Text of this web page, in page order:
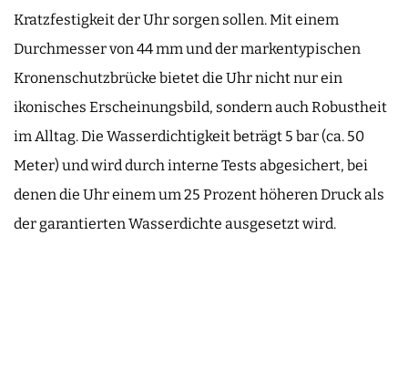
Kratzfestigkeit der Uhr sorgen sollen. Mit einem
Durchmesser von 44 mm und der markentypischen
Kronenschutzbrücke bietet die Uhr nicht nur ein
ikonisches Erscheinungsbild, sondern auch Robustheit
im Alltag. Die Wasserdichtigkeit beträgt 5 bar (ca. 50
Meter) und wird durch interne Tests abgesichert, bei
denen die Uhr einem um 25 Prozent höheren Druck als
der garantierten Wasserdichte ausgesetzt wird.